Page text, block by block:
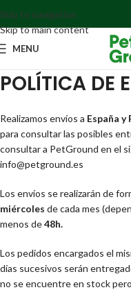
Skip to navigation
Skip to main content
MENU
POLÍTICA DE
Realizamos envíos a España
para consultar las posibles
consultar a PetGround en el
info@petground.es
Los envíos se realizarán de
miércoles de cada mes
menos de48h.
Los pedidos encargados el
días sucesivos serán
no se encuentre en stock